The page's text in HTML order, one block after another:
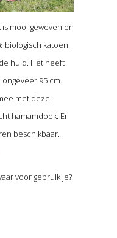
mooi geweven en
biologisch katoen.
huid. Het heeft
95 cm.
met deze
hamamdoek. Er
beschikbaar.
voor gebruik je?